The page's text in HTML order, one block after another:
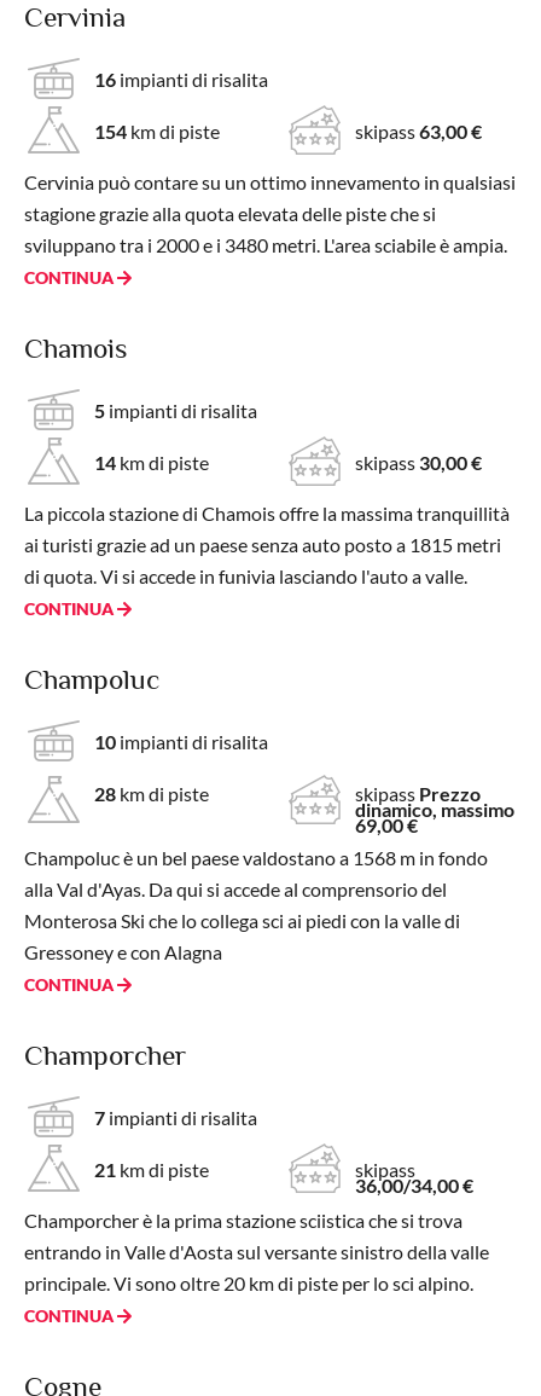
Cervinia
16 impianti di risalita
154 km di piste skipass63,00 €
Cervinia può contare su un ottimo innevamento in qualsiasi
stagione grazie alla quota elevata delle piste che si
sviluppano tra i 2000 e i 3480 metri. L'area sciabile è ampia.
CONTINUA
Chamois
5 impianti di risalita
14 km di piste skipass 30,00 €
La piccola stazione di Chamois offre la massima tranquillità
ai turisti grazie ad un paese senza auto posto a 1815 metri
di quota. Vi si accede in funivia lasciando l'auto a valle.
CONTINUA
Champoluc
10 impianti di risalita
28 km di piste skipass Prezzo
dinamico, massimo
69,00 €
Champoluc è un bel paese valdostano a 1568 m in fondo
alla Val d'Ayas. Da qui si accede al comprensorio del
Monterosa Ski che lo collega sci ai piedi con la valle di
Gressoney e con Alagna
CONTINUA
Champorcher
7 impianti di risalita
21 km di piste skipass
36,00/34,00 €
Champorcher è la prima stazione sciistica che si trova
entrando in Valle d'Aosta sul versante sinistro della valle
principale. Vi sono oltre 20 km di piste per lo sci alpino.
CONTINUA
Cogne